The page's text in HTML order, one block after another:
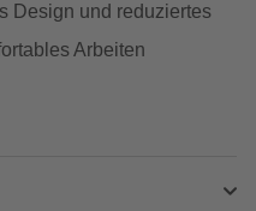
Design und reduziertes
Arbeiten